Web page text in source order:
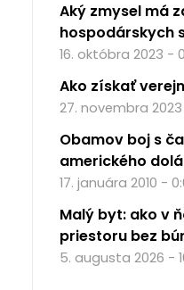
Aký zmysel má
hospodárskych
16. októbra 2023 -
Ako získať
27. novembra
Obamov boj s
amerického
17. januára 2010 -
Malý byt: ako v
priestoru bez
5. augusta 2026 -